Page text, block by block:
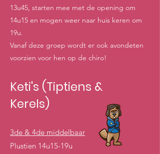
13u45, starten mee met de opening om
14u15 en mogen weer naar huis keren om
19u.
Vanaf deze groep wordt er ook avondeten
voorzien voor hen op de chiro!
Keti's (Tiptiens &
Kerels)
3de & 4de middelbaar
Plustien 14u15-19u